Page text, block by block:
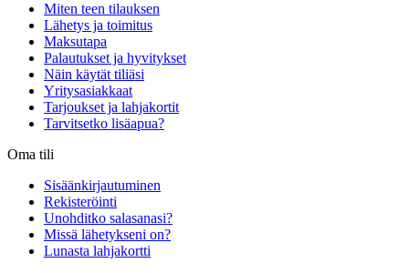
Miten teen tilauksen
Lähetys ja toimitus
Maksutapa
Palautukset ja hyvitykset
Näin käytät tiliäsi
Yritysasiakkaat
Tarjoukset ja lahjakortit
Tarvitsetko lisäapua?
Oma tili
Sisäänkirjautuminen
Rekisteröinti
Unohditko salasanasi?
Missä lähetykseni on?
Lunasta lahjakortti